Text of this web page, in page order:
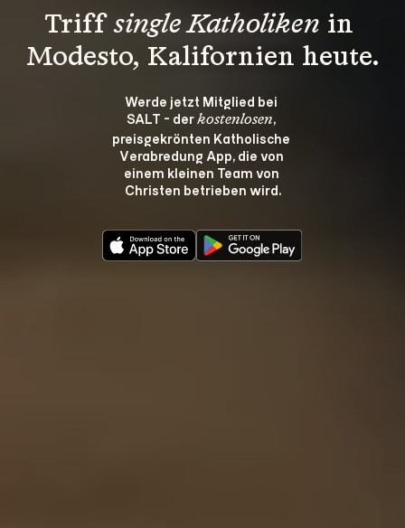
Triff single Katholiken in
Modesto, Kalifornien heute.
Werde jetzt Mitglied bei
SALT - der kostenlosen,
preisgekrönten Katholische
Verabredung App, die von
einem kleinen Team von
Christen betrieben wird.